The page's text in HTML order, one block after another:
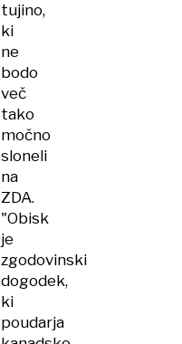
tujino,
ki
ne
bodo
več
tako
močno
sloneli
na
ZDA.
"Obisk
je
zgodovinski
dogodek,
ki
poudarja